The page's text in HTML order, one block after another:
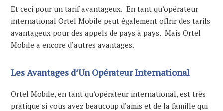
Et ceci pour un tarif avantageux. En tant qu’opérateur
international Ortel Mobile peut également offrir des tarifs
avantageux pour des appels de pays à pays. Mais Ortel
Mobile a encore d’autres avantages.
Les Avantages d’Un Opérateur International
Ortel Mobile, en tant qu’opérateur international, est très
pratique si vous avez beaucoup d’amis et de la famille qui